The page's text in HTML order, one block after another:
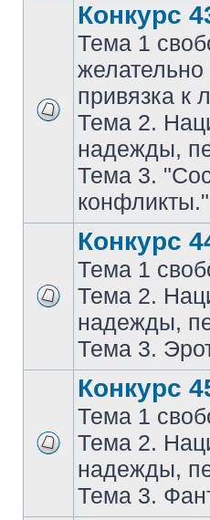
Конкурс
Тема 1
желательно
привязка к
Тема 2.
надежды,
Тема 3.
конфликты."
Конкурс
Тема 1
Тема 2.
надежды,
Тема 3.
Конкурс
Тема 1
Тема 2.
надежды,
Тема 3.